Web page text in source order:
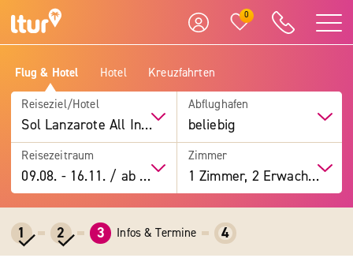
0
Flug & Hotel Hotel Kreuzfahrten
Reiseziel/Hotel
Sol Lanzarote All Inclusive
Abflughafen
beliebig
Reisezeitraum
09.08. -16.11. / ab 7 Tage
Zimmer
1 Zimmer, 2 Erwachsene
1 2 3 Infos & Termine 4